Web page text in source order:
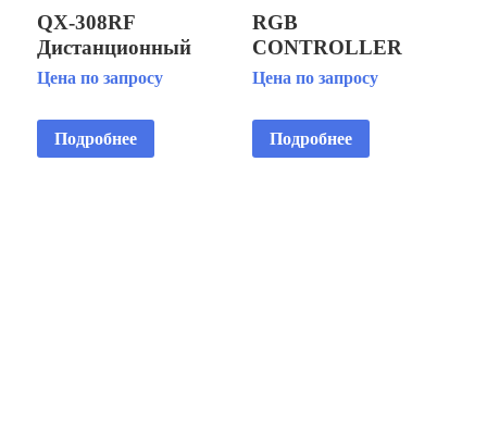
QX-308RF
Дистанционный
пульт (C-05-R)
Цена по запросу
Подробнее
RGB
CONTROLLER
LED BUS, 3
1000)
КОНТРОЛЛЕР
Цена по запросу
Подробнее